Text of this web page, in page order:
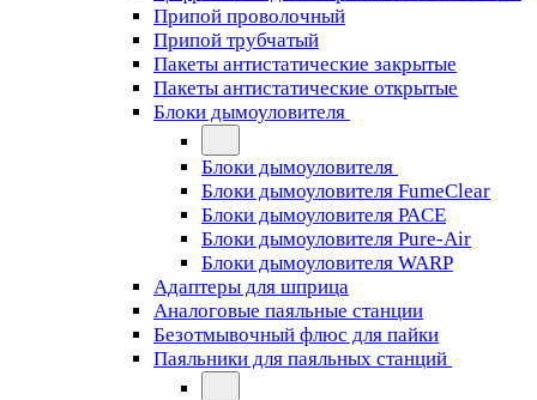
Припой проволочный
Припой трубчатый
Пакеты антистатические закрытые
Пакеты антистатические открытые
Блоки дымоуловителя
Блоки дымоуловителя
Блоки дымоуловителя FumeClear
Блоки дымоуловителя PACE
Блоки дымоуловителя Pure-Air
Блоки дымоуловителя WARP
Адаптеры для шприца
Аналоговые паяльные станции
Безотмывочный флюс для пайки
Паяльники для паяльных станций